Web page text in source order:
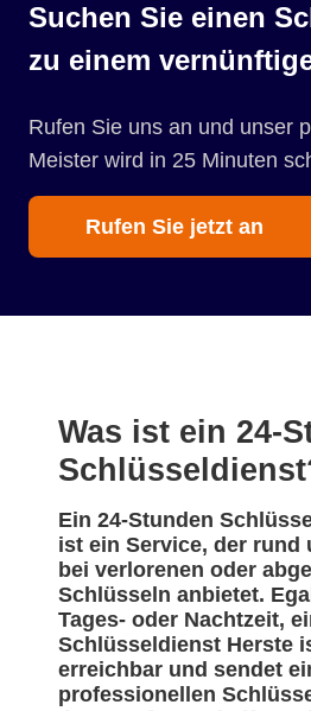
Suchen Sie einen
zu einem
Rufen Sie uns an und unser
Meister wird in 25 Minuten
Rufen Sie jetzt an
Was ist ein 24-
Ein 24-Stunden
ist ein Service, der rund
bei verlorenen oder
Schlüsseln anbietet.
Tages- oder Nachtzeit,
Schlüsseldienst Herste
erreichbar und sendet
professionellen